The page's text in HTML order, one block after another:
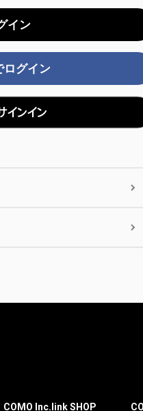
イン
ログイン
ンイン
COMO Inc.link SHOP